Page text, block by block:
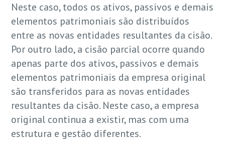
Neste caso, todos os ativos, passivos e demais
elementos patrimoniais são distribuídos
entre as novas entidades resultantes da cisão.
Por outro lado, a cisão parcial ocorre quando
apenas parte dos ativos, passivos e demais
elementos patrimoniais da empresa original
são transferidos para as novas entidades
resultantes da cisão. Neste caso, a empresa
original continua a existir, mas com uma
estrutura e gestão diferentes.